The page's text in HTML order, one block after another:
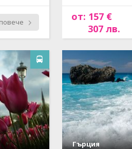
повече
от: 157 €
307 лв.
Гърция